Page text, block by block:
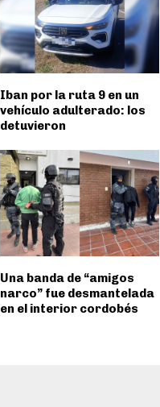
Iban por la ruta 9 en un
vehículo adulterado: los
detuvieron
Una banda de “amigos
narco” fue desmantelada
en el interior cordobés